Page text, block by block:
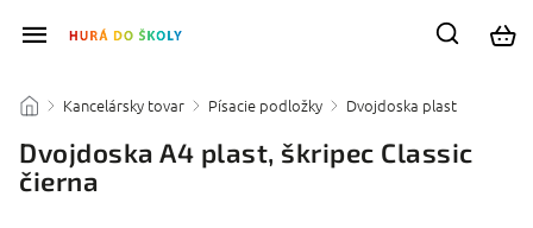
/ Kancelársky tovar / Písacie podložky / Dvojdoska plast
Dvojdoska A4 plast, škripec Classic
čierna